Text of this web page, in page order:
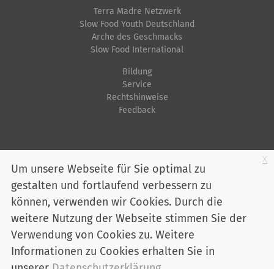
x
Um unsere Webseite für Sie optimal zu
gestalten und fortlaufend verbessern zu
können, verwenden wir Cookies. Durch die
weitere Nutzung der Webseite stimmen Sie der
Verwendung von Cookies zu. Weitere
Informationen zu Cookies erhalten Sie in
Terra Madre Netzwerk
Slow Food Youth Deutschland
Arche des Geschmacks
Slow Food International
Bildung
Service
Rechtshinweise
Feedback
Youtube Facebook Instagram LinkedIn Bluesky
Mitglied werden
Slow Food Deutschland e. V. - Marienstraße 30 - 10117 Berlin
Telefon:
030 / 2 00 04 75-0